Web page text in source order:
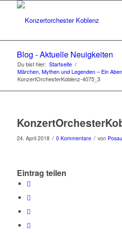
Blog - Aktuelle Neuigkeiten
Du bist hier: Startseite /
Märchen, Mythen und Legenden – Ein
KonzertOrchesterKoblenz-4075_3
24. April 2018 / 0 Kommentare / von
Eintrag teilen